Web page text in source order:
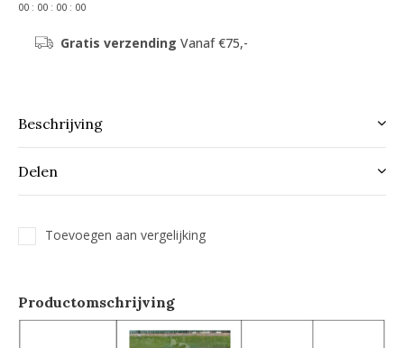
00 : 00 : 00 : 00
Gratis verzending Vanaf €75,-
Beschrijving
Delen
Toevoegen aan vergelijking
Productomschrijving